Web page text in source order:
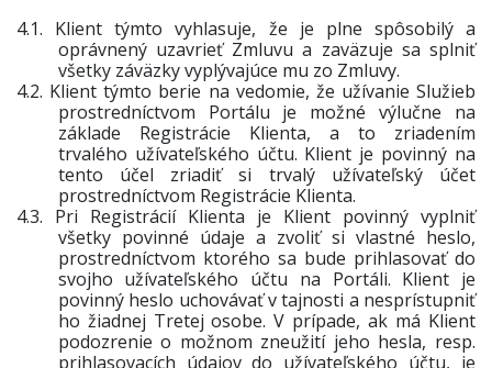
4.1. Klient týmto vyhlasuje, že je plne spôsobilý a
oprávnený uzavrieť Zmluvu a zaväzuje sa splniť
všetky záväzky vyplývajúce mu zo Zmluvy.
4.2. Klient týmto berie na vedomie, že užívanie Služieb
prostredníctvom Portálu je možné výlučne na
základe Registrácie Klienta, a to zriadením
trvalého užívateľského účtu. Klient je povinný na
tento účel zriadiť si trvalý užívateľský účet
prostredníctvom Registrácie Klienta.
4.3. Pri Registrácií Klienta je Klient povinný vyplniť
všetky povinné údaje a zvoliť si vlastné heslo,
prostredníctvom ktorého sa bude prihlasovať do
svojho užívateľského účtu na Portáli. Klient je
povinný heslo uchovávať v tajnosti a nesprístupniť
ho žiadnej Tretej osobe. V prípade, ak má Klient
podozrenie o možnom zneužití jeho hesla, resp.
prihlasovacích údajov do užívateľského účtu, je